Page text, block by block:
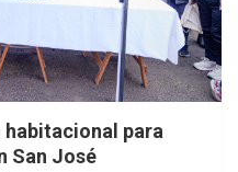
para
San José